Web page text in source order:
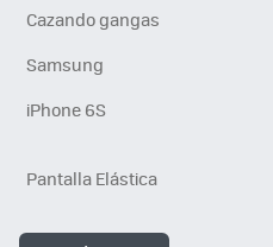
Cazando gangas
Samsung
iPhone 6S
Pantalla Elástica